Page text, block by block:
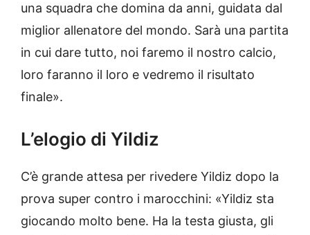
una squadra che domina da anni, guidata dal
miglior allenatore del mondo. Sarà una partita
in cui dare tutto, noi faremo il nostro calcio,
loro faranno il loro e vedremo il risultato
finale».
L’elogio di Yildiz
C’è grande attesa per rivedere Yildiz dopo la
prova super contro i marocchini: «Yildiz sta
giocando molto bene. Ha la testa giusta, gli